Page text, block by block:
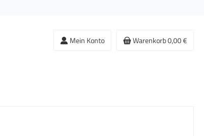
Mein Konto Warenkorb0,00 €